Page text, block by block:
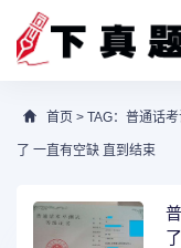
首页 > TAG：普通话
了 一直有空缺 直到结束